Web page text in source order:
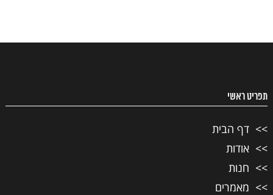
תפריט ראשי
דף הבית
אודות
חנות
מאמרים